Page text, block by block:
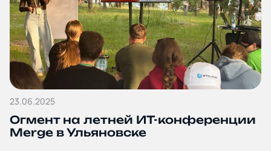
23.06.2025
Огмент на летней ИТ-конференции
Merge в Ульяновске